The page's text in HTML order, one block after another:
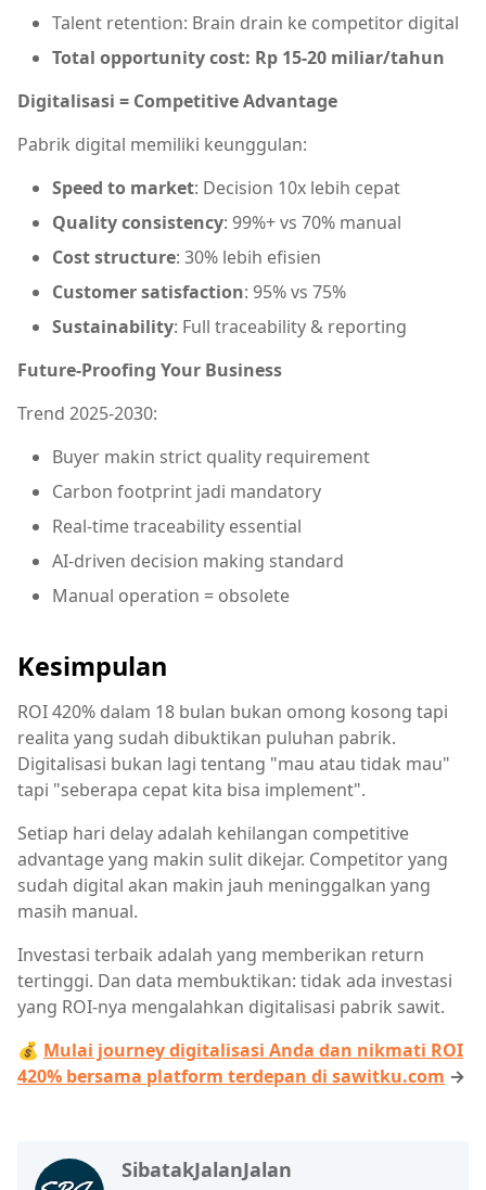
Talent retention: Brain drain ke competitor digital
Total opportunity cost: Rp 15-20 miliar/tahun
Digitalisasi = Competitive Advantage
Pabrik digital memiliki keunggulan:
Speed to market: Decision 10x lebih cepat
Quality consistency: 99%+ vs 70% manual
Cost structure: 30% lebih efisien
Customer satisfaction: 95% vs 75%
Sustainability: Full traceability & reporting
Future-Proofing Your Business
Trend 2025-2030:
Buyer makin strict quality requirement
Carbon footprint jadi mandatory
Real-time traceability essential
AI-driven decision making standard
Manual operation = obsolete
Kesimpulan
ROI 420% dalam 18 bulan bukan omong kosong tapi
realita yang sudah dibuktikan puluhan pabrik.
Digitalisasi bukan lagi tentang "mau atau tidak mau"
tapi "seberapa cepat kita bisa implement".
Setiap hari delay adalah kehilangan competitive
advantage yang makin sulit dikejar. Competitor yang
sudah digital akan makin jauh meninggalkan yang
masih manual.
Investasi terbaik adalah yang memberikan return
tertinggi. Dan data membuktikan: tidak ada investasi
yang ROI-nya mengalahkan digitalisasi pabrik sawit.
💰 Mulai journey digitalisasi Anda dan nikmati ROI
420% bersama platform terdepan di sawitku.com →
SibatakJalanJalan